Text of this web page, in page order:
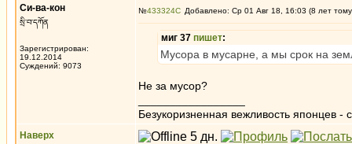
Си-ва-кон
སྲི་བ་དཀོན
Зарегистрирован:
19.12.2014
Суждений: 9073
№433324 Добавлено: Ср 01 Авг 18, 16:03 (8 лет
миг 37 пишет:
Мусора в мусарне, а мы срок на
Не за мусор?
Безукоризненная вежливость японцев -
Наверх